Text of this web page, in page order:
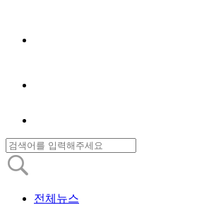
전체뉴스